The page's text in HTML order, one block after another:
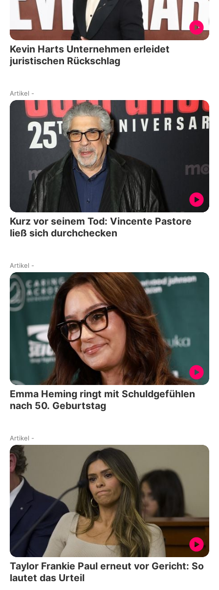
Kevin Harts Unternehmen erleidet
juristischen Rückschlag
Artikel -
Kurz vor seinem Tod: Vincente Pastore
ließ sich durchchecken
Artikel -
Emma Heming ringt mit Schuldgefühlen
nach 50. Geburtstag
Artikel -
Taylor Frankie Paul erneut vor Gericht: So
lautet das Urteil